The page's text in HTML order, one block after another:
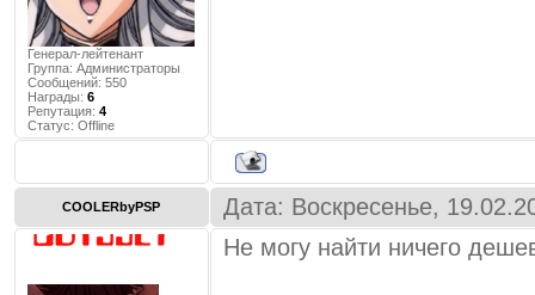
Генерал-лейтенант
Группа: Администраторы
Сообщений: 550
Награды: 6
Репутация: 4
Статус: Offline
COOLERbyPSP Дата: Воскресенье,
Не могу найти ничего